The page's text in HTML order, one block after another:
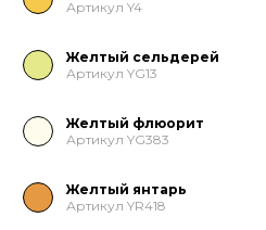
Артикул Y4
Желтый сельдерей
Артикул YG13
Желтый флюорит
Артикул YG383
Желтый янтарь
Артикул YR418